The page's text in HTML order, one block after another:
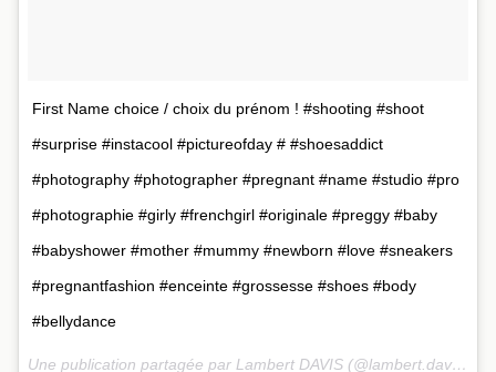
First Name choice / choix du prénom ! #shooting #shoot
#surprise #instacool #pictureofday # #shoesaddict
#photography #photographer #pregnant #name #studio #pro
#photographie #girly #frenchgirl #originale #preggy #baby
#babyshower #mother #mummy #newborn #love #sneakers
#pregnantfashion #enceinte #grossesse #shoes #body
#bellydance
Une publication partagée par Lambert DAVIS (@lambert.davis) le